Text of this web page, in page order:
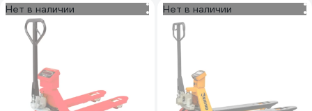
Нет в наличии Нет в наличии